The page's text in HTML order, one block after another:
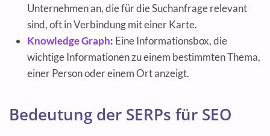
Unternehmen an, die für die Suchanfrage relevant
sind, oft in Verbindung mit einer Karte.
Knowledge Graph: Eine Informationsbox, die
wichtige Informationen zu einem bestimmten Thema,
einer Person oder einem Ort anzeigt.
Bedeutung der SERPs für SEO